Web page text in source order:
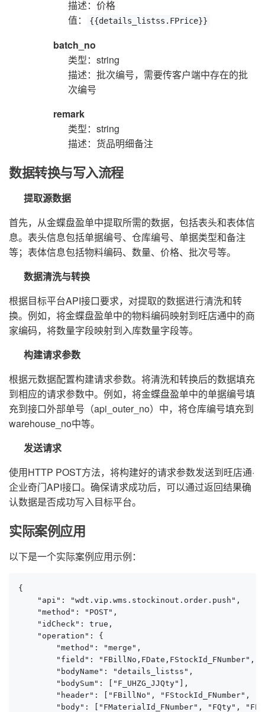
描述：价格
值：
{{details_listss.FPrice}}
batch_no
类型：string
描述：批次编号，需要传客户端中存在的批
次编号
remark
类型：string
描述：货品明细备注
数据转换与写入流程
提取源数据
首先，从金蝶盘盈单中提取所需的数据，包括表头和表体信
息。表头信息包括单据编号、仓库编号、单据类型和备注
等；表体信息包括物料编码、数量、价格、批次号等。
数据清洗与转换
根据目标平台API接口要求，对提取的数据进行清洗和转
换。例如，将金蝶盘盈单中的物料编码映射到旺店通中的商
家编码，将数量字段映射到入库数量字段等。
构建请求参数
根据元数据配置构建请求参数。将清洗和转换后的数据填充
到相应的请求参数中。例如，将金蝶盘盈单中的单据编号填
充到接口外部单号（api_outer_no）中，将仓库编号填充到
warehouse_no中等。
发送请求
使用HTTP POST方法，将构建好的请求参数发送到旺店通·
企业奇门API接口。确保请求成功后，可以通过返回结果确
认数据是否成功写入目标平台。
实际案例应用
以下是一个实际案例应用示例：
{
    "api": "wdt.vip.wms.stockinout.order.push",
    "method": "POST",
    "idCheck": true,
    "operation": {
        "method": "merge",
        "field": "FBillNo,FDate,FStockId_FNumber",
        "bodyName": "details_listss",
        "bodySum": ["F_UHZG_JJQty"],
"header": ["FBillNo", "FStockId_FNumber",
"body": ["FMaterialId_FNumber", "FQty",